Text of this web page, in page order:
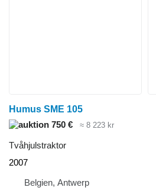
Humus SME 105
750 €
≈ 8 223 kr
Tvåhjulstraktor
2007
Belgien, Antwerp